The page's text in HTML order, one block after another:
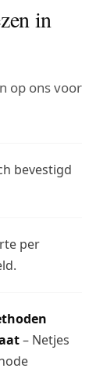
in
op ons voor
bevestigd
per
– Netjes